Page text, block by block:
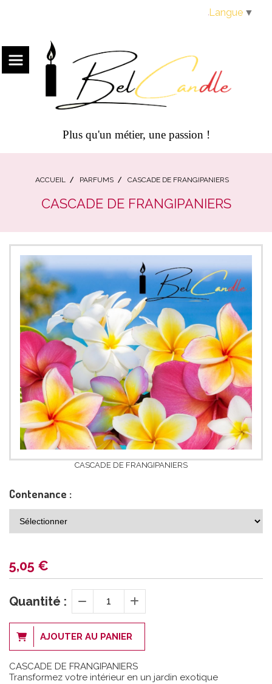
Plus qu'un métier, une passion !
ACCUEIL PARFUMS CASCADE DE FRANGIPANIERS
CASCADE DE FRANGIPANIERS
CASCADE DE FRANGIPANIERS
Contenance :
5,05 €
Quantité :
AJOUTER AU PANIER
CASCADE DE FRANGIPANIERS
Transformez votre intérieur en un jardin exotique
Langue ▼